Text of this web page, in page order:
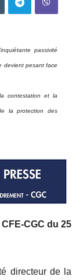
passivité
devient pesant face
contestation et la
la protection des
CGC du 25
directeur de la